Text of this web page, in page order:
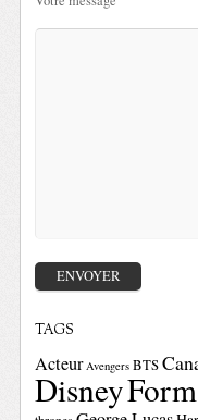
TAGS
Acteur Avengers BTS
Disney